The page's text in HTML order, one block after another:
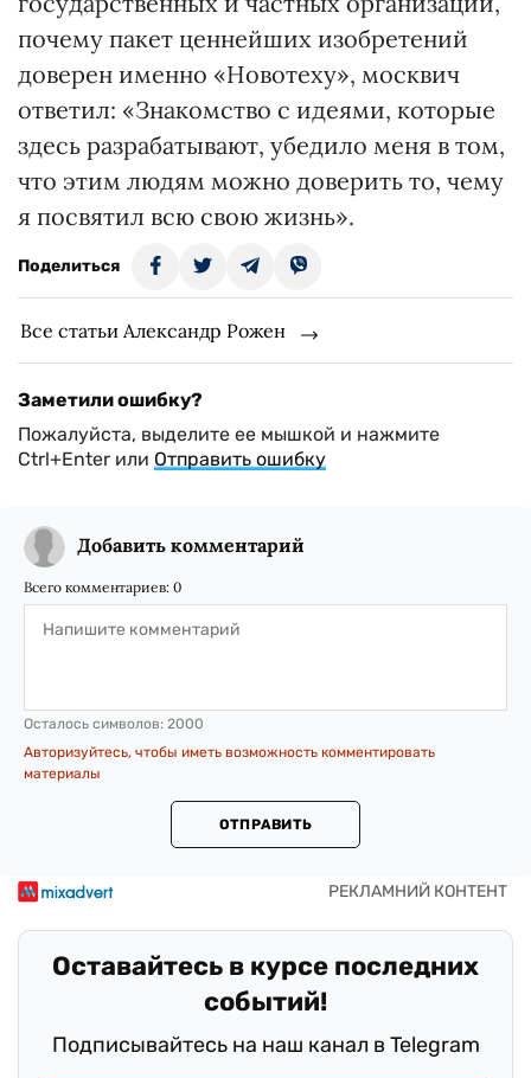
почему пакет ценнейших изобретений
доверен именно «Новотеху», москвич
ответил: «Знакомство с идеями, которые
здесь разрабатывают, убедило меня в том,
что этим людям можно доверить то, чему
я посвятил всю свою жизнь».
Поделиться
Все статьи Александр Рожен
Заметили ошибку?
Пожалуйста, выделите ее мышкой и нажмите
Ctrl+Enter или Отправить ошибку
Добавить комментарий
Всего комментариев: 0
Осталось символов: 2000
Авторизуйтесь, чтобы иметь возможность комментировать
материалы
ОТПРАВИТЬ
Оставайтесь в курсе последних
событий!
Подписывайтесь на наш канал в Telegram